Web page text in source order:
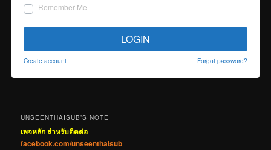
Remember Me
LOGIN
Create account Forgot password?
UNSEENTHAISUB’S NOTE
เพจหลัก สำหรับติดต่อ
facebook.com/unseenthaisub